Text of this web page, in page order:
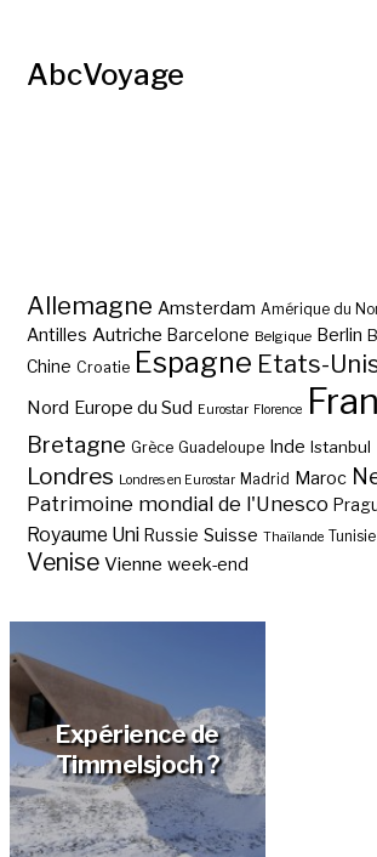
AbcVoyage
Allemagne Amsterdam Amérique du
Antilles Autriche Barcelone Belgique Berlin
Chine Croatie Espagne Etats-
Nord Europe du Sud Eurostar Florence
Bretagne Grèce Guadeloupe Inde Istanbul
Londres Londres en Eurostar Madrid Maroc
Patrimoine mondial de l'Unesco
Royaume Uni Russie Suisse Thaïlande Tunisie
Venise Vienne week-end
Expérience de
Timmelsjoch ?